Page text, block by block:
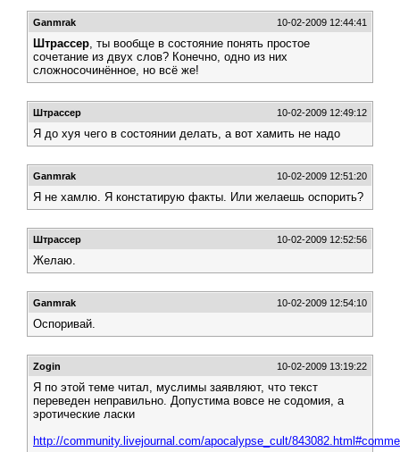
Ganmrak 10-02-2009 12:44:41
Штрассер, ты вообще в состояние понять простое
сочетание из двух слов? Конечно, одно из них
сложносочинённое, но всё же!
Штрассер 10-02-2009 12:49:12
Я до хуя чего в состоянии делать, а вот хамить не надо
Ganmrak 10-02-2009 12:51:20
Я не хамлю. Я констатирую факты. Или желаешь оспорить?
Штрассер 10-02-2009 12:52:56
Желаю.
Ganmrak 10-02-2009 12:54:10
Оспоривай.
Zogin 10-02-2009 13:19:22
Я по этой теме читал, муслимы заявляют, что текст
переведен неправильно. Допустима вовсе не содомия, а
эротические ласки
http://community.livejournal.com/apocalypse_cult/